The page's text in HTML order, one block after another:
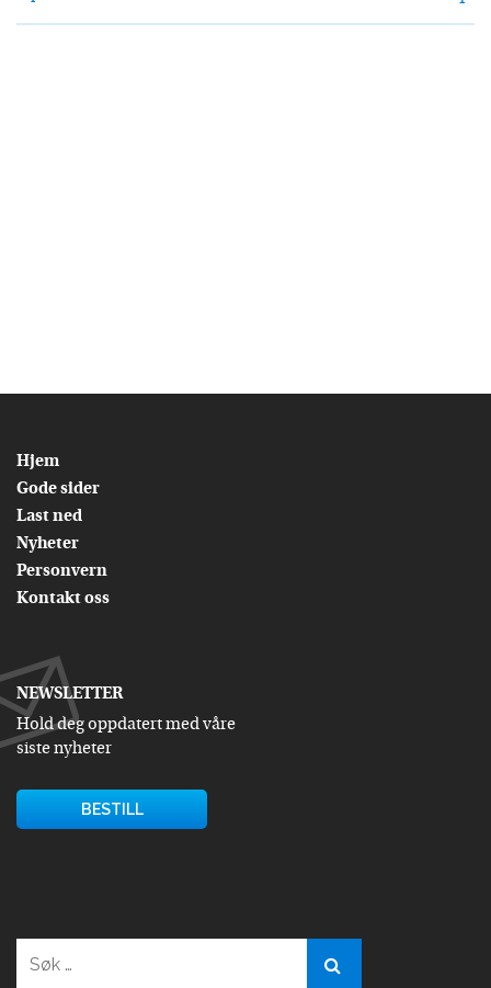
Hjem
Gode sider
Last ned
Nyheter
Personvern
Kontakt oss
NEWSLETTER
Hold deg oppdatert med våre
siste nyheter
BESTILL